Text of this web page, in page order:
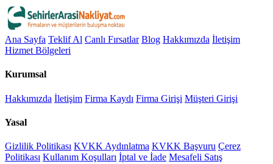
Ana Sayfa Teklif Al Canlı Fırsatlar Blog Hakkımızda İletişim
Hizmet Bölgeleri
Kurumsal
Hakkımızda İletişim Firma Kaydı Firma Girişi Müşteri Girişi
Yasal
Gizlilik Politikası KVKK Aydınlatma KVKK Başvuru Çerez
Politikası Kullanım Koşulları İptal ve İade Mesafeli Satış